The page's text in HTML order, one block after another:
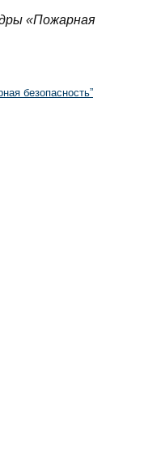
«Пожарная
безопасность”